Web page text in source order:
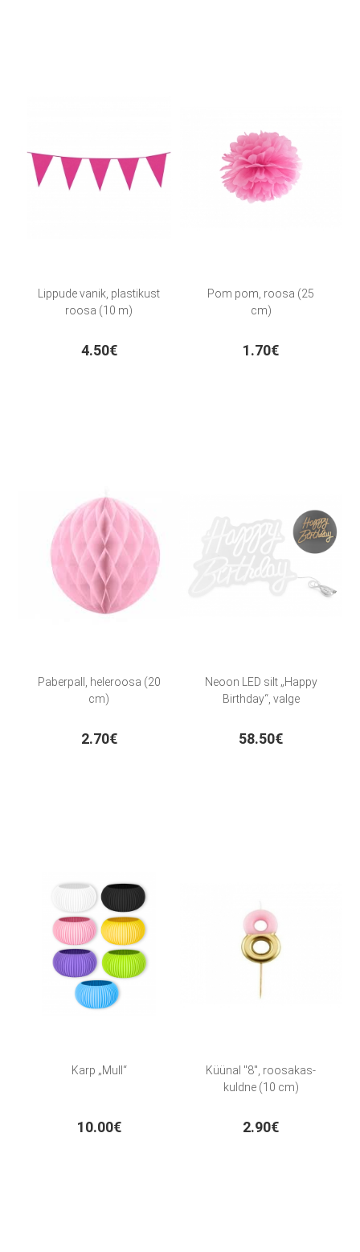
Lippude vanik, plastikust
roosa (10 m)
4.50€
Pom pom, roosa (25
cm)
1.70€
Paberpall, heleroosa (20
cm)
2.70€
Neoon LED silt „Happy
Birthday“, valge
58.50€
Karp „Mull“
10.00€
Küünal "8", roosakas-
kuldne (10 cm)
2.90€